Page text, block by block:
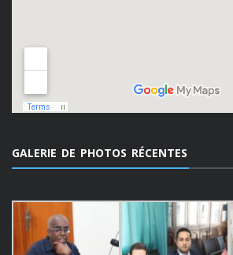
GALERIE DE PHOTOS RÉCENTES